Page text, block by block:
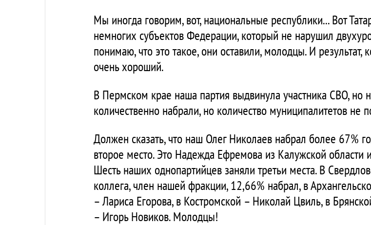
Мы иногда говорим, вот, национальные республики... Вот
немногих субъектов Федерации, который не нарушил
понимаю, что это такое, они оставили, молодцы. И результат,
очень хороший.
В Пермском крае наша партия выдвинула участника СВО,
количественно набрали, но количество муниципалитетов не
Должен сказать, что наш Олег Николаев набрал более 67%
второе место. Это Надежда Ефремова из Калужской области
Шесть наших однопартийцев заняли третьи места. В
коллега, член нашей фракции, 12,66% набрал, в
– Лариса Егорова, в Костромской – Николай Цвиль, в
– Игорь Новиков. Молодцы!